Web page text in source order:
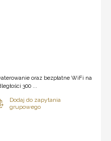
oraz bezpłatne WiFi na
300 ...